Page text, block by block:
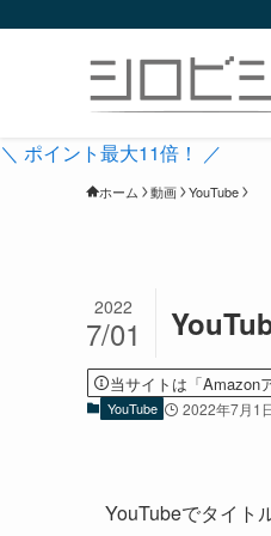
＼ ポイント最大11倍！ ／
ホーム 動画 YouTube
2022
7/01
当サイトは「Amazon
YouTube 2022年7月1
YouTubeでタイト